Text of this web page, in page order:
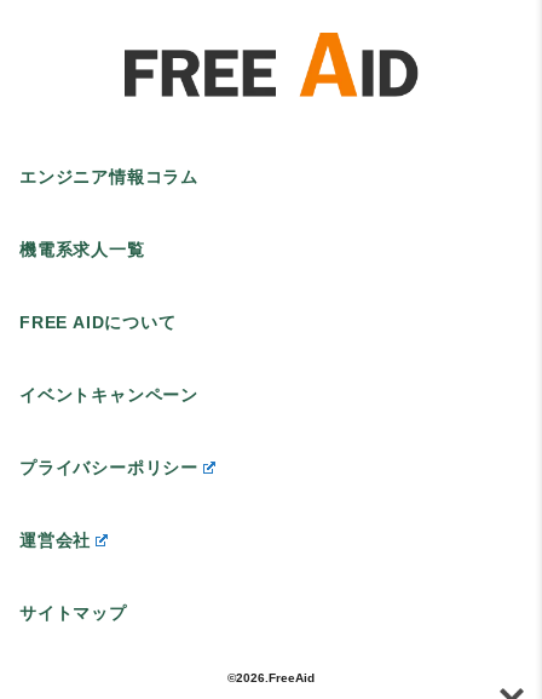
エンジニア情報コラム
機電系求人一覧
FREE AIDについて
イベントキャンペーン
プライバシーポリシー
運営会社
サイトマップ
©2026.FreeAid